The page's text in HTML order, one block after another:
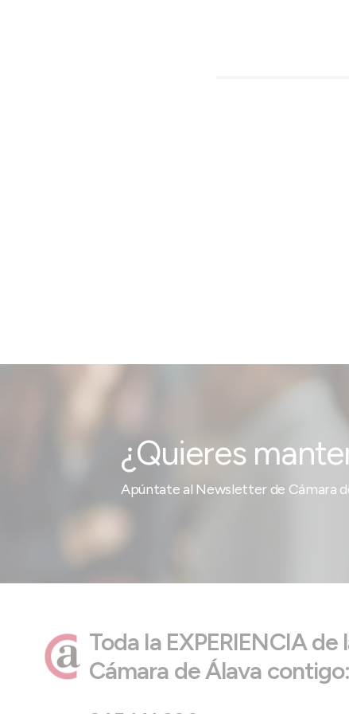
¿Quieres
Apúntate al Newsletter de Cámara
Toda la EXPERIENCIA de
Cámara de Álava contigo: